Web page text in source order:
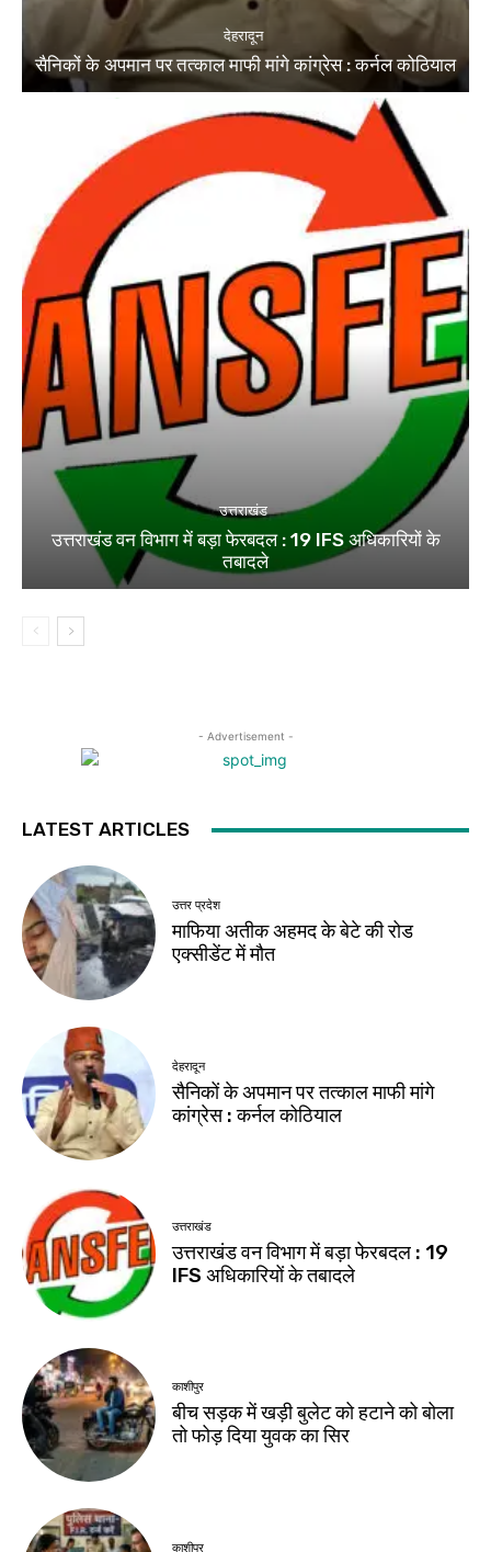
देहरादून
सैनिकों के अपमान पर तत्काल माफी मांगे कांग्रेस : कर्नल कोठियाल
उत्तराखंड
उत्तराखंड वन विभाग में बड़ा फेरबदल : 19 IFS अधिकारियों के
तबादले
- Advertisement -
LATEST ARTICLES
उत्तर प्रदेश
माफिया अतीक अहमद के बेटे की रोड
एक्सीडेंट में मौत
देहरादून
सैनिकों के अपमान पर तत्काल माफी मांगे
कांग्रेस : कर्नल कोठियाल
उत्तराखंड
उत्तराखंड वन विभाग में बड़ा फेरबदल : 19
IFS अधिकारियों के तबादले
काशीपुर
बीच सड़क में खड़ी बुलेट को हटाने को बोला
तो फोड़ दिया युवक का सिर
काशीपुर